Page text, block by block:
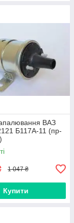
ВАЗ
Б117А-11 (пр-
1 047 ₴
Купити